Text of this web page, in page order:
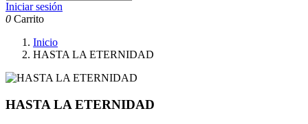
Iniciar sesión
0 Carrito
Inicio
HASTA LA ETERNIDAD
HASTA LA ETERNIDAD